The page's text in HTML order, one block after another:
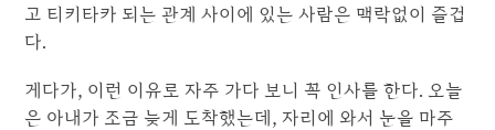
고 티키타카 되는 관계 사이에 있는 사람은 맥락없이 즐겁
다.
게다가, 이런 이유로 자주 가다 보니 꼭 인사를 한다. 오늘
은 아내가 조금 늦게 도착했는데, 자리에 와서 눈을 마주